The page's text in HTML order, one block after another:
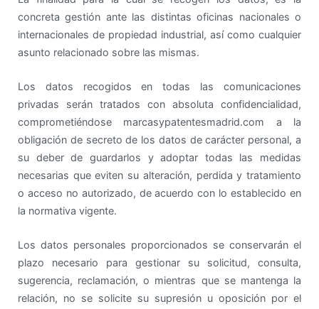
concreta gestión ante las distintas oficinas nacionales o
internacionales de propiedad industrial, así como cualquier
asunto relacionado sobre las mismas.
Los datos recogidos en todas las comunicaciones
privadas serán tratados con absoluta confidencialidad,
comprometiéndose marcasypatentesmadrid.com a la
obligación de secreto de los datos de carácter personal, a
su deber de guardarlos y adoptar todas las medidas
necesarias que eviten su alteración, perdida y tratamiento
o acceso no autorizado, de acuerdo con lo establecido en
la normativa vigente.
Los datos personales proporcionados se conservarán el
plazo necesario para gestionar su solicitud, consulta,
sugerencia, reclamación, o mientras que se mantenga la
relación, no se solicite su supresión u oposición por el